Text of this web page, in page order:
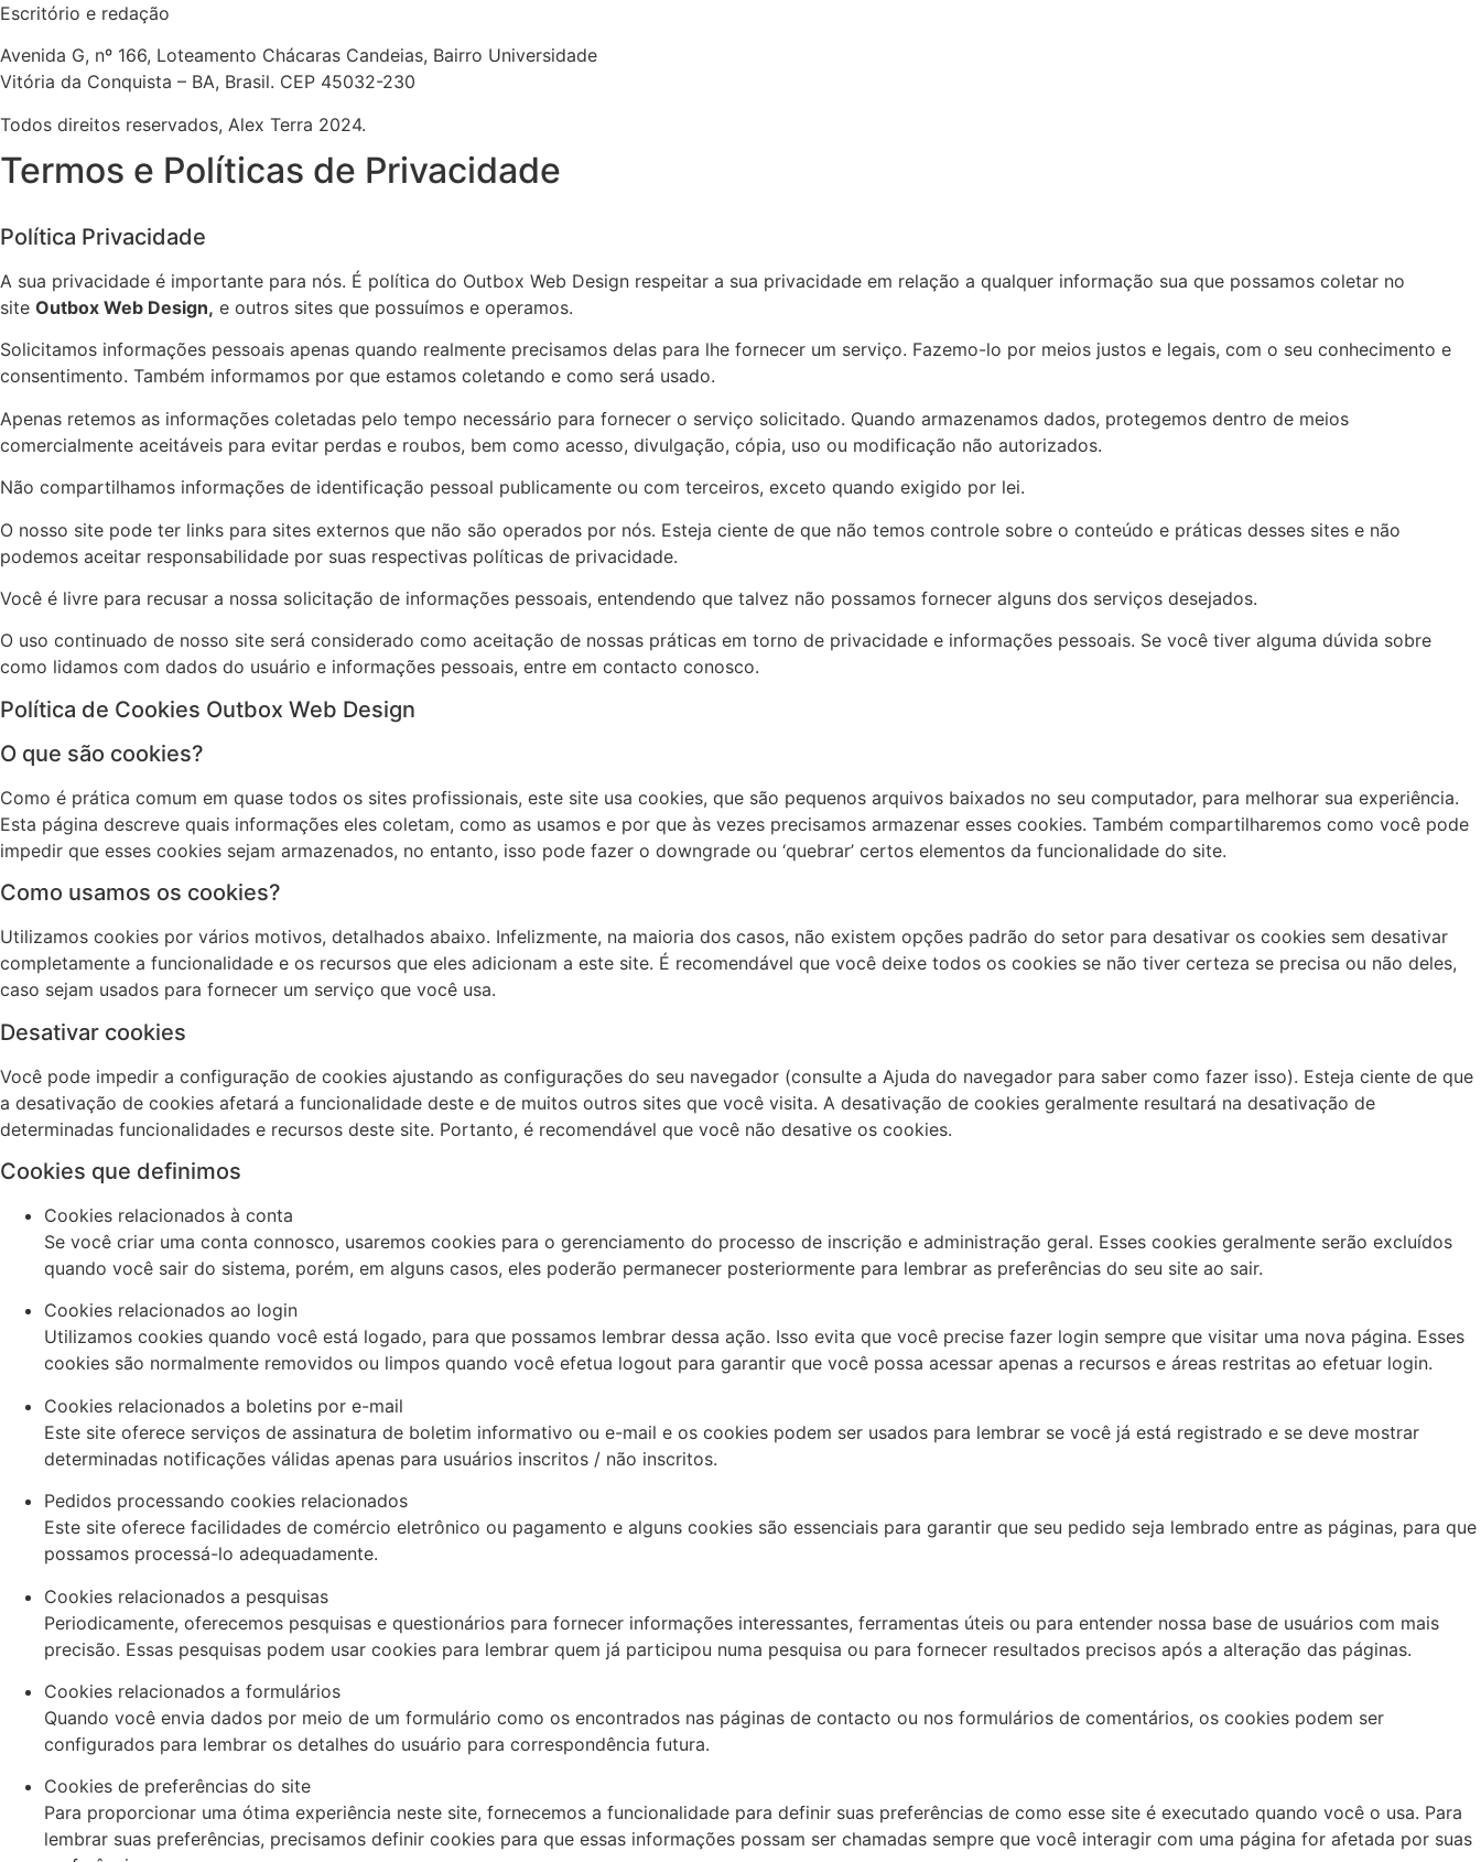
Escritório e redação
Avenida G, nº 166, Loteamento Chácaras Candeias, Bairro Universidade
Vitória da Conquista – BA, Brasil. CEP 45032-230
Todos direitos reservados, Alex Terra 2024.
Termos e Políticas de Privacidade
Política Privacidade
A sua privacidade é importante para nós. É política do Outbox Web Design respeitar a sua privacidade em relação a qualquer informação sua que possamos coletar no
site Outbox Web Design, e outros sites que possuímos e operamos.
Solicitamos informações pessoais apenas quando realmente precisamos delas para lhe fornecer um serviço. Fazemo-lo por meios justos e legais, com o seu conhecimento e
consentimento. Também informamos por que estamos coletando e como será usado.
Apenas retemos as informações coletadas pelo tempo necessário para fornecer o serviço solicitado. Quando armazenamos dados, protegemos dentro de meios
comercialmente aceitáveis ​​para evitar perdas e roubos, bem como acesso, divulgação, cópia, uso ou modificação não autorizados.
Não compartilhamos informações de identificação pessoal publicamente ou com terceiros, exceto quando exigido por lei.
O nosso site pode ter links para sites externos que não são operados por nós. Esteja ciente de que não temos controle sobre o conteúdo e práticas desses sites e não
podemos aceitar responsabilidade por suas respectivas políticas de privacidade.
Você é livre para recusar a nossa solicitação de informações pessoais, entendendo que talvez não possamos fornecer alguns dos serviços desejados.
O uso continuado de nosso site será considerado como aceitação de nossas práticas em torno de privacidade e informações pessoais. Se você tiver alguma dúvida sobre
como lidamos com dados do usuário e informações pessoais, entre em contacto conosco.
Política de Cookies Outbox Web Design
O que são cookies?
Como é prática comum em quase todos os sites profissionais, este site usa cookies, que são pequenos arquivos baixados no seu computador, para melhorar sua experiência.
Esta página descreve quais informações eles coletam, como as usamos e por que às vezes precisamos armazenar esses cookies. Também compartilharemos como você pode
impedir que esses cookies sejam armazenados, no entanto, isso pode fazer o downgrade ou ‘quebrar’ certos elementos da funcionalidade do site.
Como usamos os cookies?
Utilizamos cookies por vários motivos, detalhados abaixo. Infelizmente, na maioria dos casos, não existem opções padrão do setor para desativar os cookies sem desativar
completamente a funcionalidade e os recursos que eles adicionam a este site. É recomendável que você deixe todos os cookies se não tiver certeza se precisa ou não deles,
caso sejam usados ​​para fornecer um serviço que você usa.
Desativar cookies
Você pode impedir a configuração de cookies ajustando as configurações do seu navegador (consulte a Ajuda do navegador para saber como fazer isso). Esteja ciente de que
a desativação de cookies afetará a funcionalidade deste e de muitos outros sites que você visita. A desativação de cookies geralmente resultará na desativação de
determinadas funcionalidades e recursos deste site. Portanto, é recomendável que você não desative os cookies.
Cookies que definimos
Cookies relacionados à conta
Se você criar uma conta connosco, usaremos cookies para o gerenciamento do processo de inscrição e administração geral. Esses cookies geralmente serão excluídos
quando você sair do sistema, porém, em alguns casos, eles poderão permanecer posteriormente para lembrar as preferências do seu site ao sair.
Cookies relacionados ao login
Utilizamos cookies quando você está logado, para que possamos lembrar dessa ação. Isso evita que você precise fazer login sempre que visitar uma nova página. Esses
cookies são normalmente removidos ou limpos quando você efetua logout para garantir que você possa acessar apenas a recursos e áreas restritas ao efetuar login.
Cookies relacionados a boletins por e-mail
Este site oferece serviços de assinatura de boletim informativo ou e-mail e os cookies podem ser usados ​​para lembrar se você já está registrado e se deve mostrar
determinadas notificações válidas apenas para usuários inscritos / não inscritos.
Pedidos processando cookies relacionados
Este site oferece facilidades de comércio eletrônico ou pagamento e alguns cookies são essenciais para garantir que seu pedido seja lembrado entre as páginas, para que
possamos processá-lo adequadamente.
Cookies relacionados a pesquisas
Periodicamente, oferecemos pesquisas e questionários para fornecer informações interessantes, ferramentas úteis ou para entender nossa base de usuários com mais
precisão. Essas pesquisas podem usar cookies para lembrar quem já participou numa pesquisa ou para fornecer resultados precisos após a alteração das páginas.
Cookies relacionados a formulários
Quando você envia dados por meio de um formulário como os encontrados nas páginas de contacto ou nos formulários de comentários, os cookies podem ser
configurados para lembrar os detalhes do usuário para correspondência futura.
Cookies de preferências do site
Para proporcionar uma ótima experiência neste site, fornecemos a funcionalidade para definir suas preferências de como esse site é executado quando você o usa. Para
lembrar suas preferências, precisamos definir cookies para que essas informações possam ser chamadas sempre que você interagir com uma página for afetada por suas